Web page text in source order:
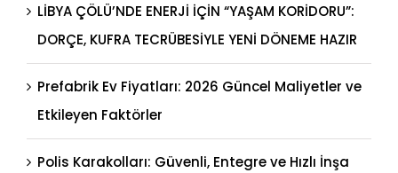
LİBYA ÇÖLÜ’NDE ENERJİ İÇİN “YAŞAM KORİDORU”:
DORÇE, KUFRA TECRÜBESİYLE YENİ DÖNEME HAZIR
Prefabrik Ev Fiyatları: 2026 Güncel Maliyetler ve
Etkileyen Faktörler
Polis Karakolları: Güvenli, Entegre ve Hızlı İnşa